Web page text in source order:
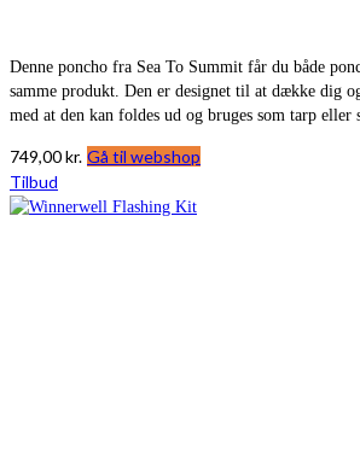
Denne poncho fra Sea To Summit får du både
samme produkt. Den er designet til at dække dig
med at den kan foldes ud og bruges som tarp eller
749,00kr. Gå til webshop
Tilbud